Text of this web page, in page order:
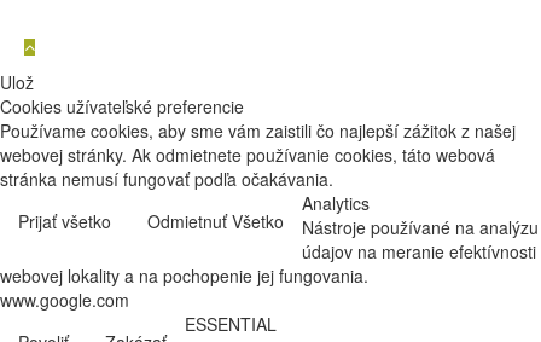
Ulož
Cookies užívateľské preferencie
Používame cookies, aby sme vám zaistili čo najlepší zážitok z našej
webovej stránky. Ak odmietnete používanie cookies, táto webová
stránka nemusí fungovať podľa očakávania.
Prijať všetko
Odmietnuť Všetko
Analytics
Nástroje používané na analýzu
údajov na meranie efektívnosti
webovej lokality a na pochopenie jej fungovania.
www.google.com
ESSENTIAL